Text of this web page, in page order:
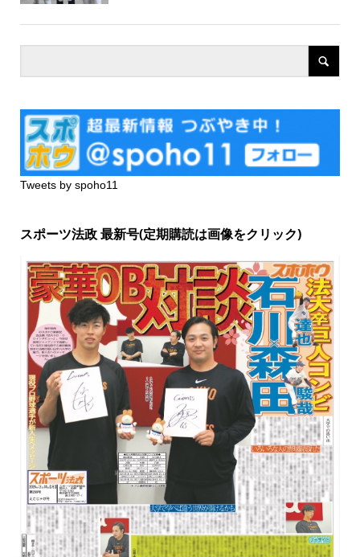
Tweets by spoho11
スポーツ法政 最新号(定期購読は画像をクリック)